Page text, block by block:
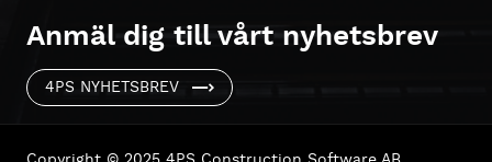
Anmäl dig till vårt nyhetsbrev
4PS NYHETSBREV